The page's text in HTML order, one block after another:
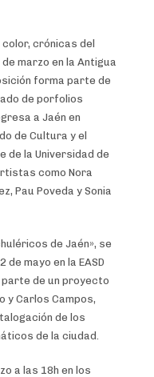
color, crónicas del
marzo en la Antigua
forma parte de
de porfolios
a Jaén en
de Cultura y el
de la Universidad de
como Nora
Pau Poveda y Sonia
de Jaén», se
mayo en la EASD
de un proyecto
y Carlos Campos,
de los
de la ciudad.
a las 18h en los